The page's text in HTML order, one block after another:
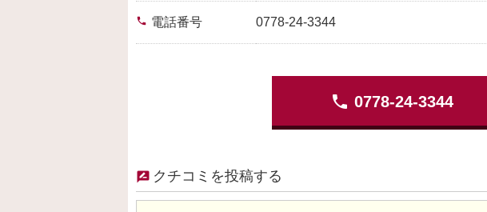
phone 電話番号 0778-24-3344
phone 0778-24-3344
クチコミを投稿する